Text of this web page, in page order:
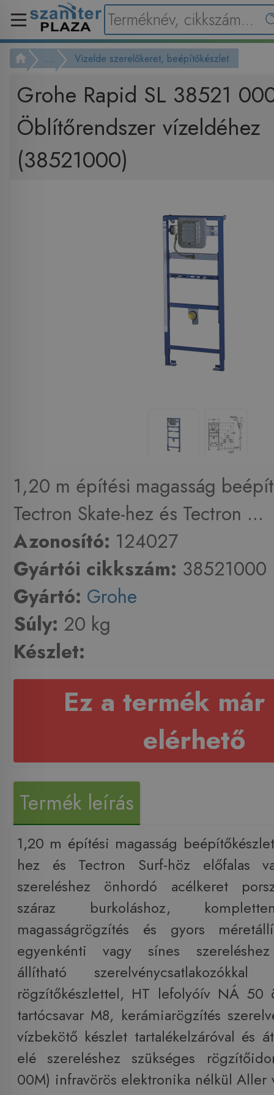
... Vizelde szerelőkeret, beépítőkészlet
Grohe Rapid SL 38521
Öblítőrendszer vízeldéhez
(38521000)
1,20 m építési magasság
Tectron Skate-hez és Tectron ...
Azonosító: 124027
Gyártói cikkszám: 38521000
Gyártó: Grohe
Súly: 20 kg
Készlet:
Ez a termék már
elérhető
Termék leírás
1,20 m építési magasság
hez és Tectron Surf-höz előfalas
szereléshez önhordó acélkeret
száraz burkoláshoz,
magasságrögzítés és gyors
egyenkénti vagy sínes szereléshez
állítható szerelvénycsatlakozókkal
rögzítőkészlettel, HT lefolyóív NÁ 50
tartócsavar M8, kerámiarögzítés
vízbekötő készlet tartalékelzáróval és
elé szereléshez szükséges
00M) infravörös elektronika nélkül Aller